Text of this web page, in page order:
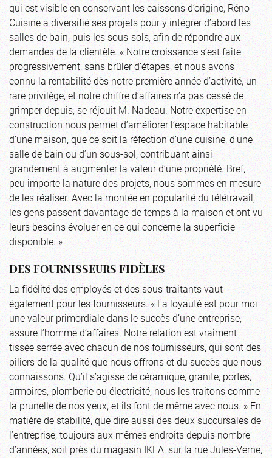
qui est visible en conservant les caissons d’origine, Réno
Cuisine a diversifié ses projets pour y intégrer d’abord les
salles de bain, puis les sous-sols, afin de répondre aux
demandes de la clientèle. « Notre croissance s’est faite
progressivement, sans brûler d’étapes, et nous avons
connu la rentabilité dès notre première année d’activité, un
rare privilège, et notre chiffre d’affaires n’a pas cessé de
grimper depuis, se réjouit M. Nadeau. Notre expertise en
construction nous permet d’améliorer l’espace habitable
d’une maison, que ce soit la réfection d’une cuisine, d’une
salle de bain ou d’un sous-sol, contribuant ainsi
grandement à augmenter la valeur d’une propriété. Bref,
peu importe la nature des projets, nous sommes en mesure
de les réaliser. Avec la montée en popularité du télétravail,
les gens passent davantage de temps à la maison et ont vu
leurs besoins évoluer en ce qui concerne la superficie
disponible. »
DES FOURNISSEURS FIDÈLES
La fidélité des employés et des sous-traitants vaut
également pour les fournisseurs. « La loyauté est pour moi
une valeur primordiale dans le succès d’une entreprise,
assure l’homme d’affaires. Notre relation est vraiment
tissée serrée avec chacun de nos fournisseurs, qui sont des
piliers de la qualité que nous offrons et du succès que nous
connaissons. Qu’il s’agisse de céramique, granite, portes,
armoires, plomberie ou électricité, nous les traitons comme
la prunelle de nos yeux, et ils font de même avec nous. » En
matière de stabilité, que dire aussi des deux succursales de
l’entreprise, toujours aux mêmes endroits depuis nombre
d’années, soit près du magasin IKEA, sur la rue Jules-Verne,